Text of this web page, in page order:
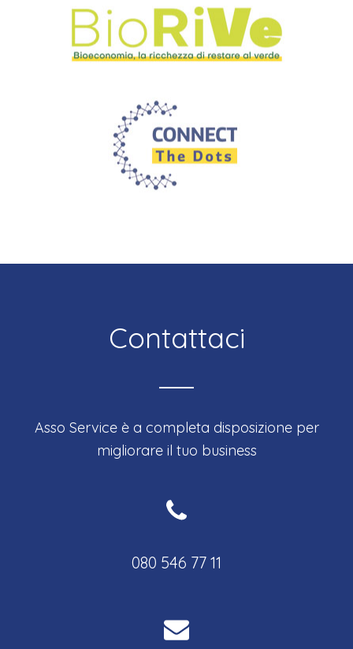
Contattaci
Asso Service è a completa disposizione per
migliorare il tuo business
080 546 77 11